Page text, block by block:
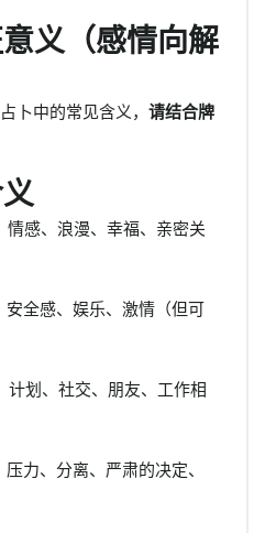
义（感情向解
卜中的常见含义， 请结合牌
情感、浪漫、幸福、亲密关
安全感、娱乐、激情（但可
计划、社交、朋友、工作相
力、分离、严肃的决定、